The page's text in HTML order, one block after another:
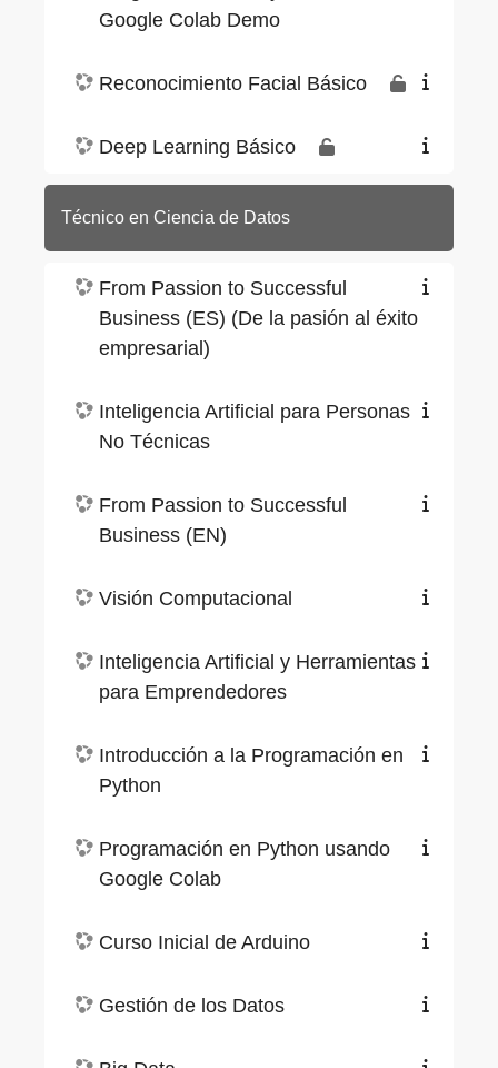
Google Colab Demo
Reconocimiento Facial Básico
Deep Learning Básico
Técnico en Ciencia de Datos
From Passion to Successful
Business (ES) (De la pasión al éxito
empresarial)
Inteligencia Artificial para Personas
No Técnicas
From Passion to Successful
Business (EN)
Visión Computacional
Inteligencia Artificial y Herramientas
para Emprendedores
Introducción a la Programación en
Python
Programación en Python usando
Google Colab
Curso Inicial de Arduino
Gestión de los Datos